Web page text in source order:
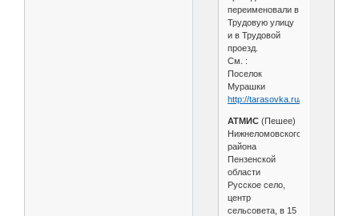
переименовали в
Трудовую улицу
и в Трудовой
проезд.
См. :
Поселок
Мурашки
http://tarasovka.ru/index.php/rus/
АТМИС (Пешее)
Нижнеломовского
района
Пензенской
области
Русское село,
центр
сельсовета, в 15